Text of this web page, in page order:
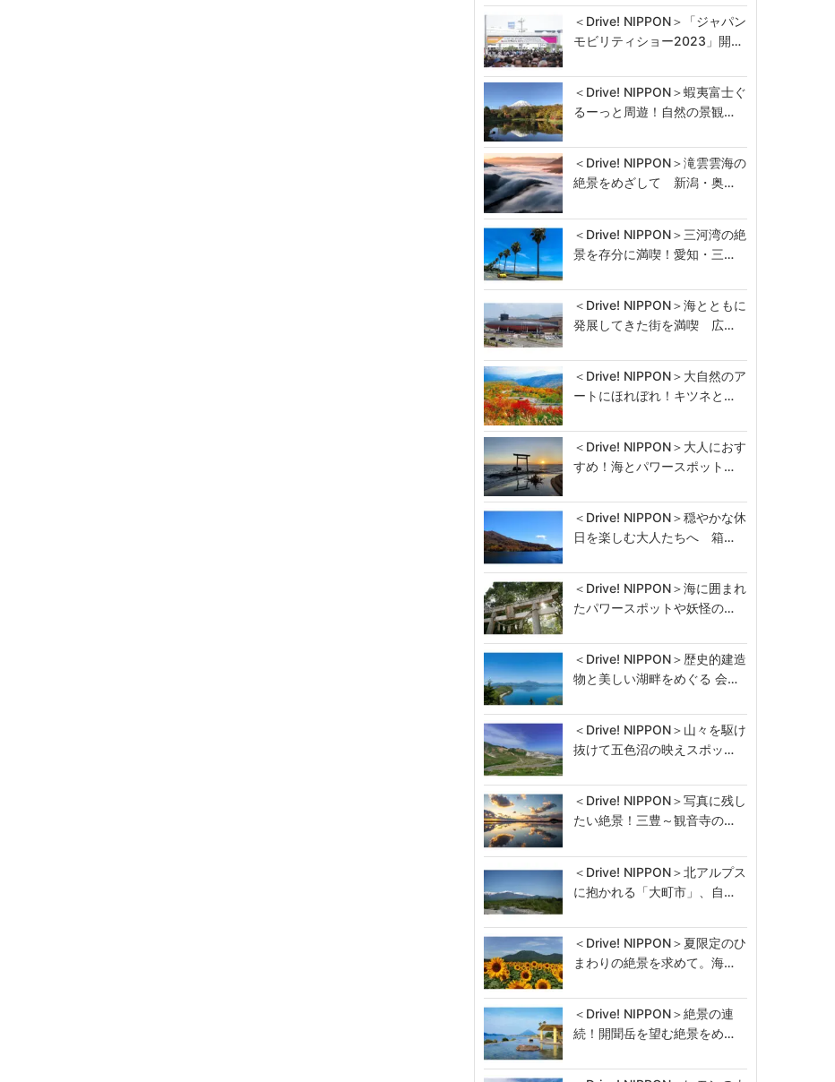
＜Drive! NIPPON＞「ジャパン
モビリティショー2023」開…
＜Drive! NIPPON＞蝦夷富士ぐ
るーっと周遊！自然の景観…
＜Drive! NIPPON＞滝雲雲海の
絶景をめざして 新潟・奥…
＜Drive! NIPPON＞三河湾の絶
景を存分に満喫！愛知・三…
＜Drive! NIPPON＞海とともに
発展してきた街を満喫 広…
＜Drive! NIPPON＞大自然のア
ートにほれぼれ！キツネと…
＜Drive! NIPPON＞大人におす
すめ！海とパワースポット…
＜Drive! NIPPON＞穏やかな休
日を楽しむ大人たちへ 箱…
＜Drive! NIPPON＞海に囲まれ
たパワースポットや妖怪の…
＜Drive! NIPPON＞歴史的建造
物と美しい湖畔をめぐる 会…
＜Drive! NIPPON＞山々を駆け
抜けて五色沼の映えスポッ…
＜Drive! NIPPON＞写真に残し
たい絶景！三豊～観音寺の…
＜Drive! NIPPON＞北アルプス
に抱かれる「大町市」、自…
＜Drive! NIPPON＞夏限定のひ
まわりの絶景を求めて。海…
＜Drive! NIPPON＞絶景の連
続！開聞岳を望む絶景をめ…